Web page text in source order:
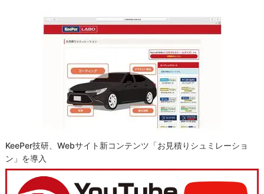
KeePer技研、Webサイト新コンテンツ「お見積りシュミレーショ
ン」を導入